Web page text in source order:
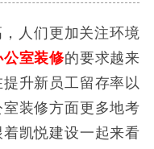
人们更加关注环境
公室装修的要求越来
升新员工留存率以
装修方面更多地考
凯悦建设一起来看